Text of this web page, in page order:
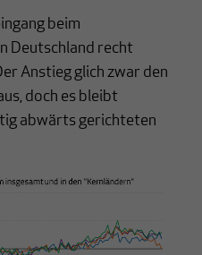
beim
Deutschland recht
Anstieg glich zwar den
doch es bleibt
abwärts gerichteten